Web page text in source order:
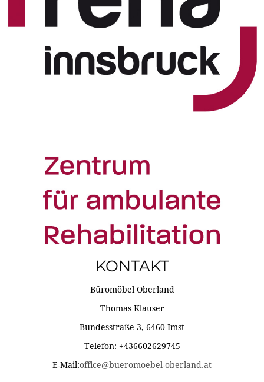
KONTAKT
Büromöbel Oberland
Thomas Klauser
Bundesstraße 3, 6460 Imst
Telefon: +436602629745
E-Mail:office@bueromoebel-oberland.at